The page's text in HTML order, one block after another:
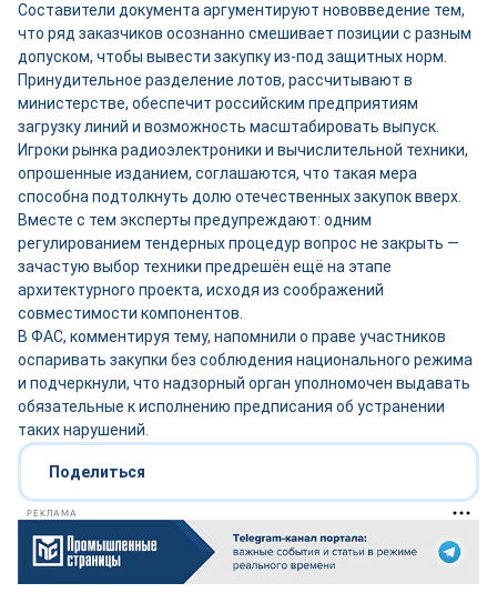
Составители документа аргументируют нововведение тем,
что ряд заказчиков осознанно смешивает позиции с разным
допуском, чтобы вывести закупку из-под защитных норм.
Принудительное разделение лотов, рассчитывают в
министерстве, обеспечит российским предприятиям
загрузку линий и возможность масштабировать выпуск.
Игроки рынка радиоэлектроники и вычислительной техники,
опрошенные изданием, соглашаются, что такая мера
способна подтолкнуть долю отечественных закупок вверх.
Вместе с тем эксперты предупреждают: одним
регулированием тендерных процедур вопрос не закрыть —
зачастую выбор техники предрешён ещё на этапе
архитектурного проекта, исходя из соображений
совместимости компонентов.
В ФАС, комментируя тему, напомнили о праве участников
оспаривать закупки без соблюдения национального режима
и подчеркнули, что надзорный орган уполномочен выдавать
обязательные к исполнению предписания об устранении
таких нарушений.
Поделиться
РЕКЛАМА